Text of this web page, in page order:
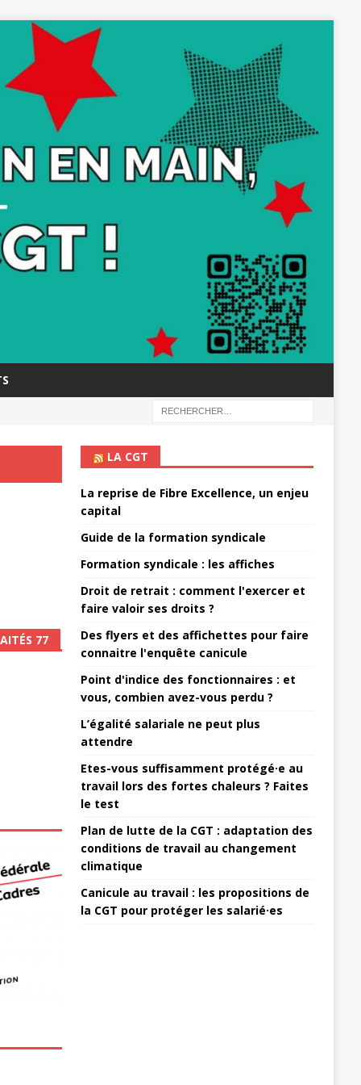
77
LA CGT
La reprise de Fibre Excellence, un enjeu
capital
Guide de la formation syndicale
Formation syndicale : les affiches
Droit de retrait : comment l'exercer et
faire valoir ses droits ?
Des flyers et des affichettes pour faire
connaitre l'enquête canicule
Point d'indice des fonctionnaires : et
vous, combien avez-vous perdu ?
L’égalité salariale ne peut plus
attendre
Etes-vous suffisamment protégé·e au
travail lors des fortes chaleurs ? Faites
le test
Plan de lutte de la CGT : adaptation des
conditions de travail au changement
climatique
Canicule au travail : les propositions de
la CGT pour protéger les salarié·es